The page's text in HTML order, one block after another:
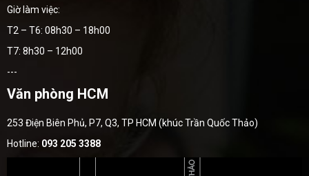
Giờ làm việc:
T2 – T6: 08h30 – 18h00
T7: 8h30 – 12h00
---
Văn phòng HCM
253 Điện Biên Phủ, P7, Q3, TP HCM (khúc Trần Quốc Thảo)
Hotline: 093 205 3388